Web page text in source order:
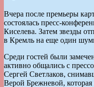
Вчера после премьеры
состоялась пресс-
Киселева. Затем звезды
в Кремль на еще один
Среди гостей были
активно общались с
Сергей Светлаков,
Верой Брежневой,